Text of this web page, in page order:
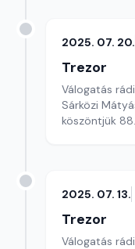
2025. 07. 20.
Trezor
Válogatás
Sárközi
köszöntjük
2025. 07. 13.
Trezor
Válogatás